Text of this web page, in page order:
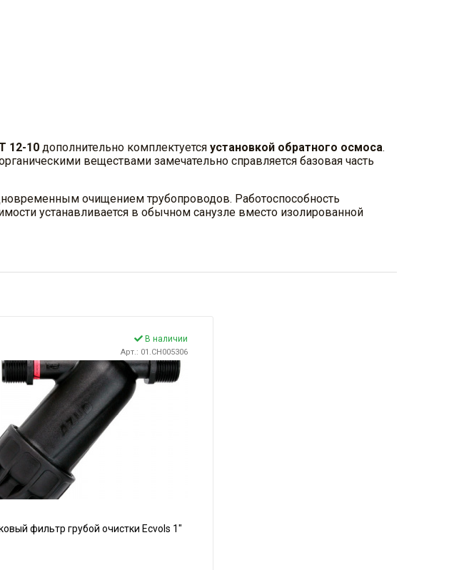
12-10 дополнительно комплектуется установкой обратного осмоса.
веществами замечательно справляется базовая часть
очищением трубопроводов. Работоспособность
устанавливается в обычном санузле вместо изолированной
В наличии
Арт.: 01.CH005306
фильтр грубой очистки Ecvols 1"